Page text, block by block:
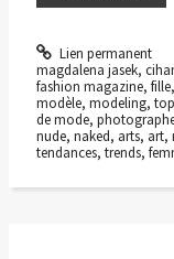
Lien permanent
magdalena jasek,
fashion magazine, fille,
modèle, modeling,
de mode,
nude, naked, arts, art,
tendances, trends,